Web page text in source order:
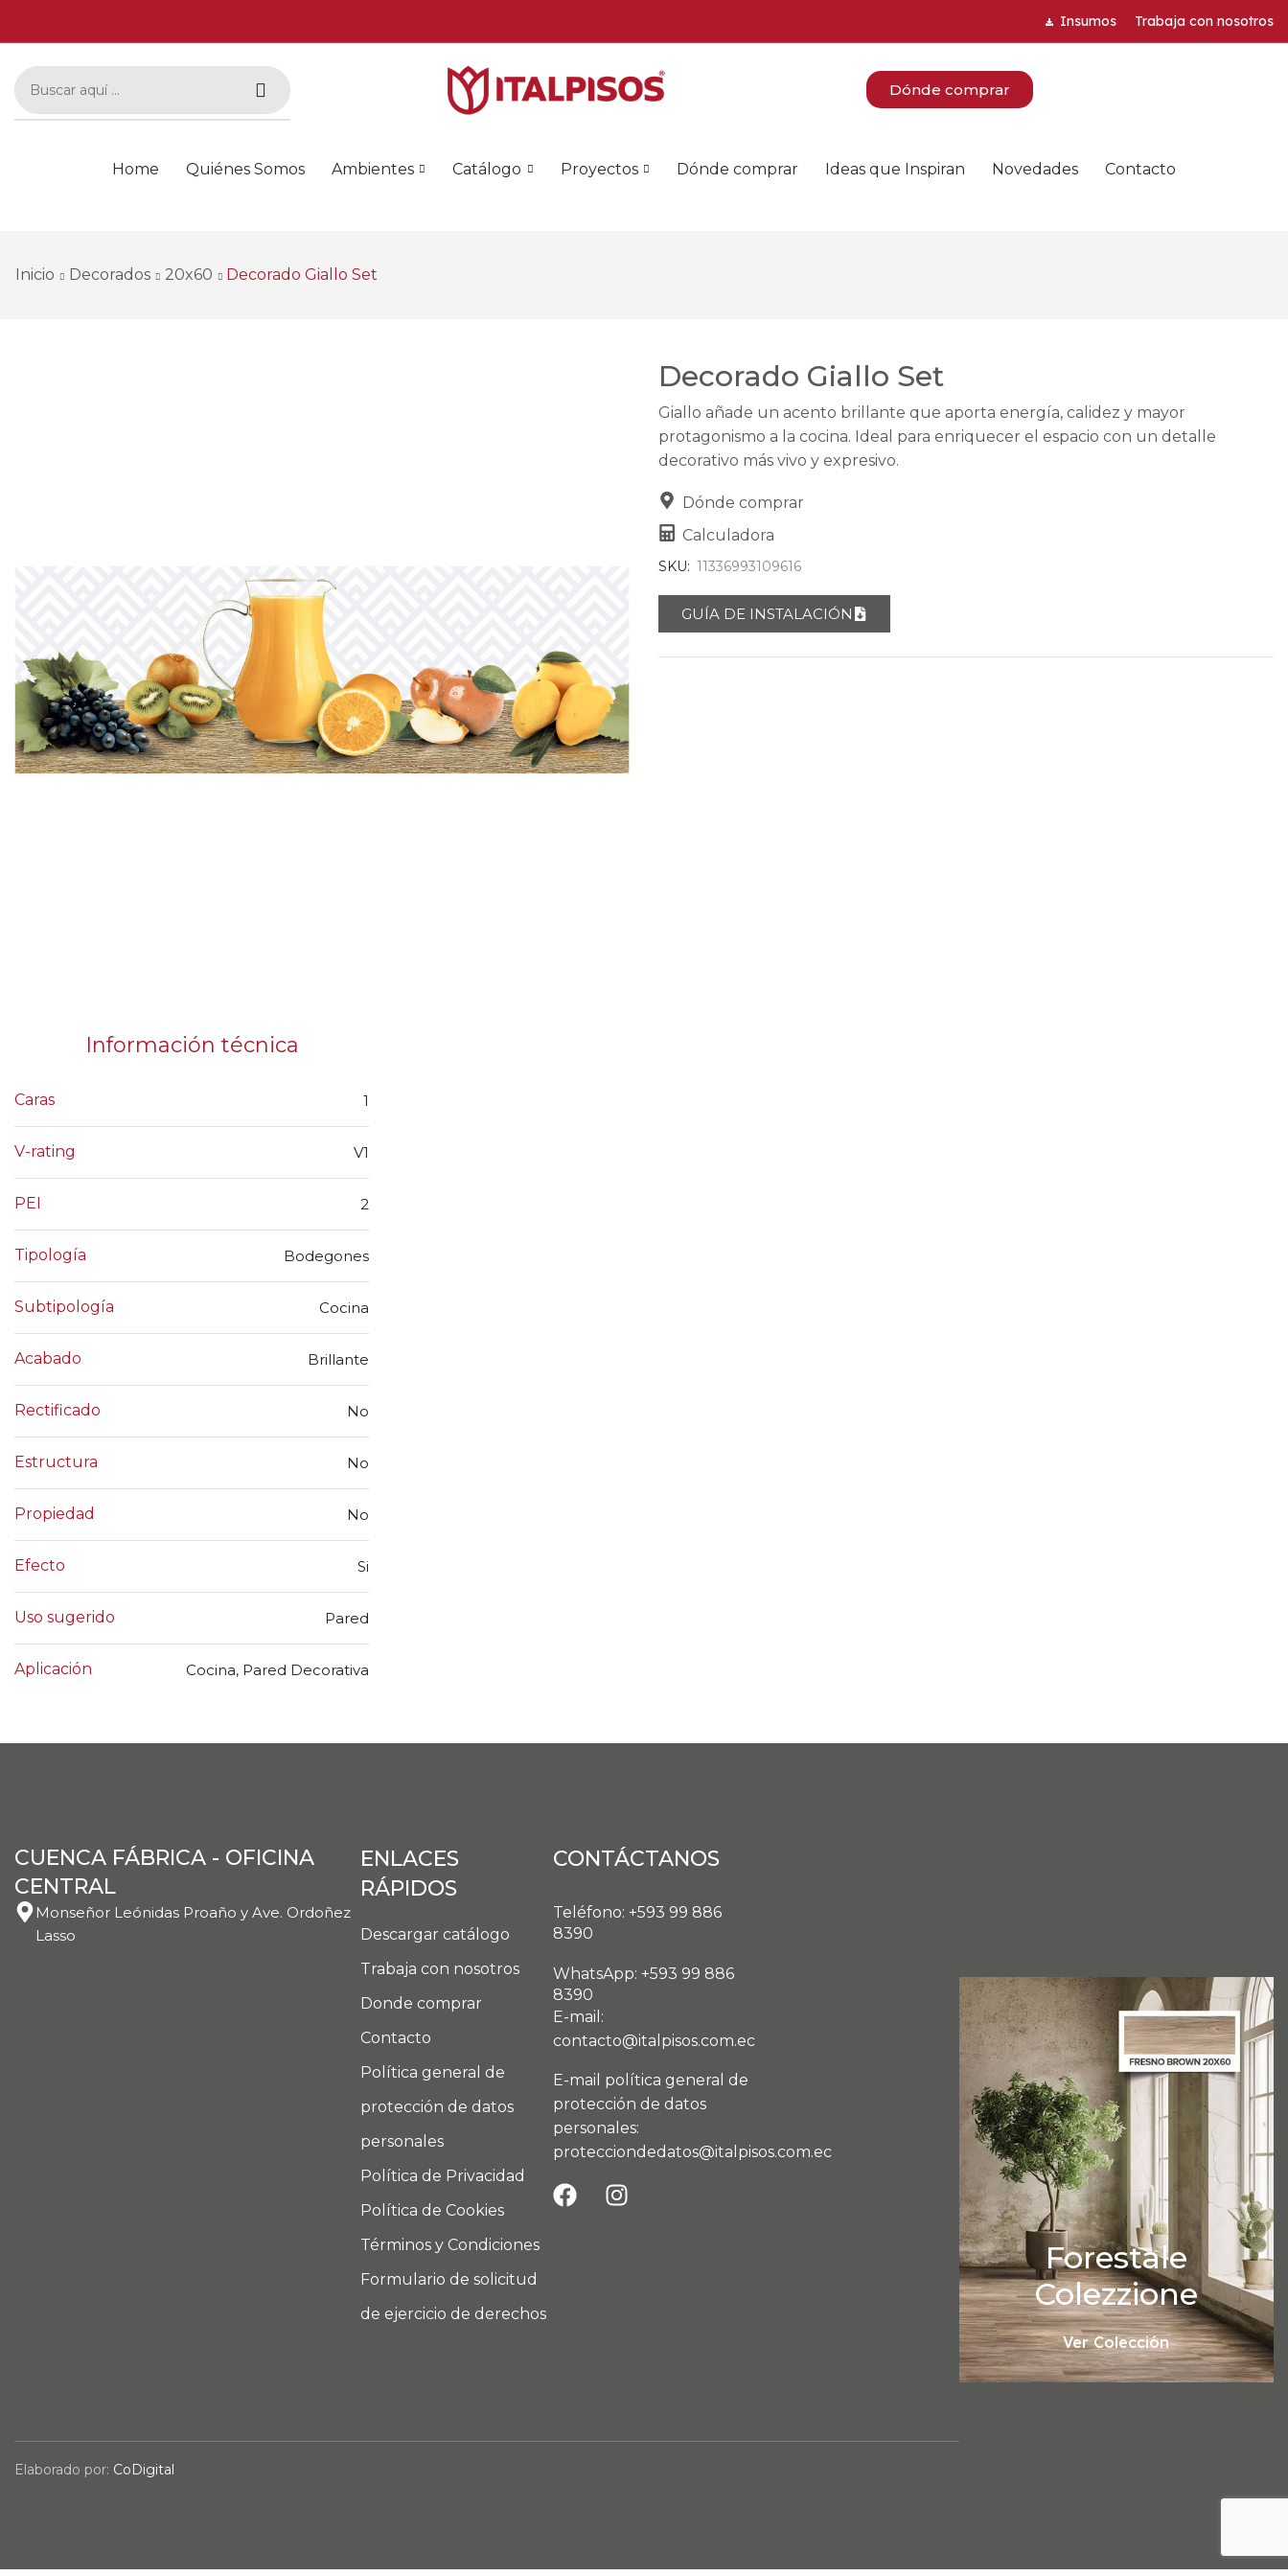
Insumos Trabaja con nosotros
Dónde comprar
Home Quiénes Somos Ambientes Catálogo Proyectos Dónde comprar Ideas que Inspiran Novedades Contacto
Inicio Decorados 20x60 Decorado Giallo Set
Decorado Giallo Set
Giallo añade un acento brillante que aporta energía, calidez y mayor
protagonismo a la cocina. Ideal para enriquecer el espacio con un detalle
decorativo más vivo y expresivo.
Dónde comprar
Calculadora
SKU: 11336993109616
GUÍA DE INSTALACIÓN
Información técnica
Caras 1
V-rating V1
PEI 2
Tipología Bodegones
Subtipología Cocina
Acabado Brillante
Rectificado No
Estructura No
Propiedad No
Efecto Si
Uso sugerido Pared
Aplicación Cocina, Pared Decorativa
CUENCA FÁBRICA - OFICINA
CENTRAL
Monseñor Leónidas Proaño y Ave. Ordoñez
Lasso
ENLACES
RÁPIDOS
Descargar catálogo
Trabaja con nosotros
Donde comprar
Contacto
Política general de
protección de datos
personales
Política de Privacidad
Política de Cookies
Términos y Condiciones
Formulario de solicitud
de ejercicio de derechos
CONTÁCTANOS
Teléfono: +593 99 886
8390
WhatsApp: +593 99 886
8390
E-mail:
contacto@italpisos.com.ec
E-mail política general de
protección de datos
personales:
protecciondedatos@italpisos.com.ec
Elaborado por: CoDigital
Forestale
Colezzione
Ver Colección